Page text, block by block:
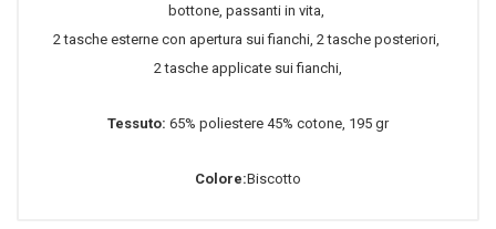
bottone, passanti in vita,
2 tasche esterne con apertura sui fianchi, 2 tasche posteriori,
2 tasche applicate sui fianchi,
Tessuto: 65% poliestere 45% cotone, 195 gr
Colore:Biscotto